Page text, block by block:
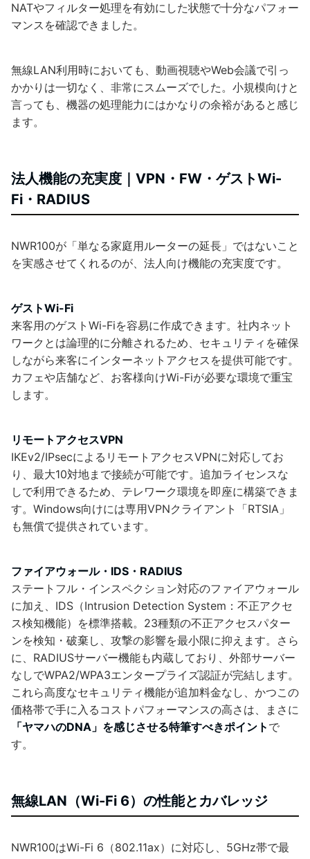
NATやフィルター処理を有効にした状態で十分なパフォー
マンスを確認できました。
無線LAN利用時においても、動画視聴やWeb会議で引っ
かかりは一切なく、非常にスムーズでした。小規模向けと
言っても、機器の処理能力にはかなりの余裕があると感じ
ます。
法人機能の充実度｜VPN・FW・ゲストWi-
Fi・RADIUS
NWR100が「単なる家庭用ルーターの延長」ではないこと
を実感させてくれるのが、法人向け機能の充実度です。
ゲストWi-Fi
来客用のゲストWi-Fiを容易に作成できます。社内ネット
ワークとは論理的に分離されるため、セキュリティを確保
しながら来客にインターネットアクセスを提供可能です。
カフェや店舗など、お客様向けWi-Fiが必要な環境で重宝
します。
リモートアクセスVPN
IKEv2/IPsecによるリモートアクセスVPNに対応してお
り、最大10対地まで接続が可能です。追加ライセンスな
しで利用できるため、テレワーク環境を即座に構築できま
す。Windows向けには専用VPNクライアント「RTSIA」
も無償で提供されています。
ファイアウォール・IDS・RADIUS
ステートフル・インスペクション対応のファイアウォール
に加え、IDS（Intrusion Detection System：不正アクセ
ス検知機能）を標準搭載。23種類の不正アクセスパター
ンを検知・破棄し、攻撃の影響を最小限に抑えます。さら
に、RADIUSサーバー機能も内蔵しており、外部サーバー
なしでWPA2/WPA3エンタープライズ認証が完結します。
これら高度なセキュリティ機能が追加料金なし、かつこの
価格帯で手に入るコストパフォーマンスの高さは、まさに
「ヤマハのDNA」を感じさせる特筆すべきポイント で
す。
無線LAN（Wi-Fi 6）の性能とカバレッジ
NWR100はWi-Fi 6（802.11ax）に対応し、5GHz帯で最